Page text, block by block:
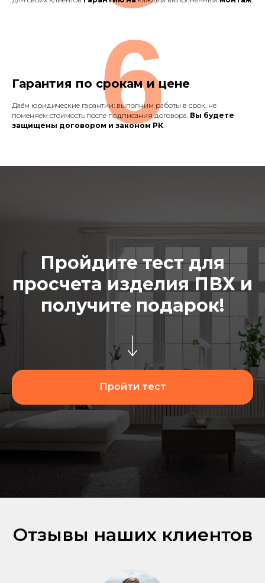
Гарантия по срокам и цене
Даём юридические гарантии: выполним работы в срок, не
поменяем стоимость после подписания договора. Вы будете
защищены договором и законом РК
6
Пройдите тест для
просчета изделия ПВХ и
получите подарок!
Пройти тест
Отзывы наших клиентов